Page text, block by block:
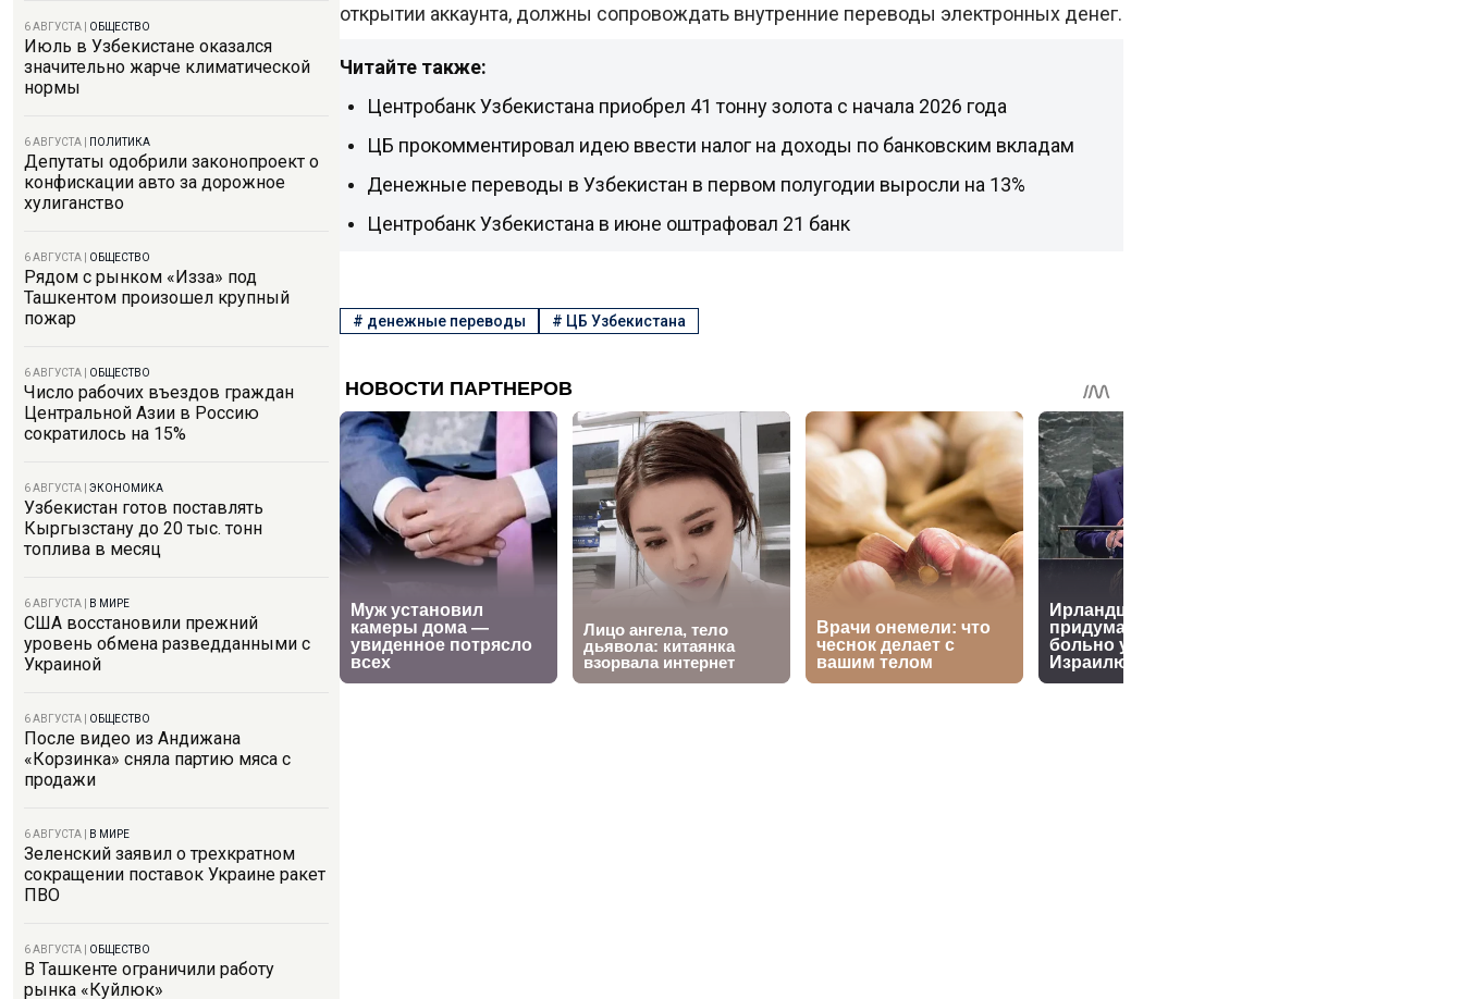
6 АВГУСТА ОБЩЕСТВО
Июль в Узбекистане оказался
значительно жарче климатической
нормы
6 АВГУСТА ПОЛИТИКА
Депутаты одобрили законопроект о
конфискации авто за дорожное
хулиганство
6 АВГУСТА ОБЩЕСТВО
Рядом с рынком «Изза» под
Ташкентом произошел крупный
пожар
6 АВГУСТА ОБЩЕСТВО
Число рабочих въездов граждан
Центральной Азии в Россию
сократилось на 15%
6 АВГУСТА ЭКОНОМИКА
Узбекистан готов поставлять
Кыргызстану до 20 тыс. тонн
топлива в месяц
6 АВГУСТА В МИРЕ
США восстановили прежний
уровень обмена разведданными с
Украиной
6 АВГУСТА ОБЩЕСТВО
После видео из Андижана
«Корзинка» сняла партию мяса с
продажи
6 АВГУСТА В МИРЕ
Зеленский заявил о трехкратном
сокращении поставок Украине ракет
ПВО
6 АВГУСТА ОБЩЕСТВО
В Ташкенте ограничили работу
рынка «Куйлюк»
открытии аккаунта, должны сопровождать внутренние переводы электронных денег.
Читайте также:
Центробанк Узбекистана приобрел 41 тонну золота с начала 2026 года
ЦБ прокомментировал идею ввести налог на доходы по банковским вкладам
Денежные переводы в Узбекистан в первом полугодии выросли на 13%
Центробанк Узбекистана в июне оштрафовал 21 банк
# денежные переводы # ЦБ Узбекистана